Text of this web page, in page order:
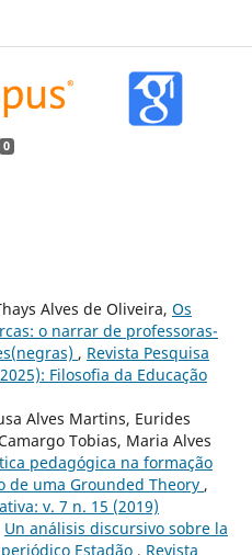
0
Alves de Oliveira, Os
o narrar de professoras-
, Revista Pesquisa
Filosofia da Educação
Alves Martins, Eurides
Tobias, Maria Alves
pedagógica na formação
de uma Grounded Theory ,
v. 7 n. 15 (2019)
Un análisis discursivo sobre la
Estadão , Revista